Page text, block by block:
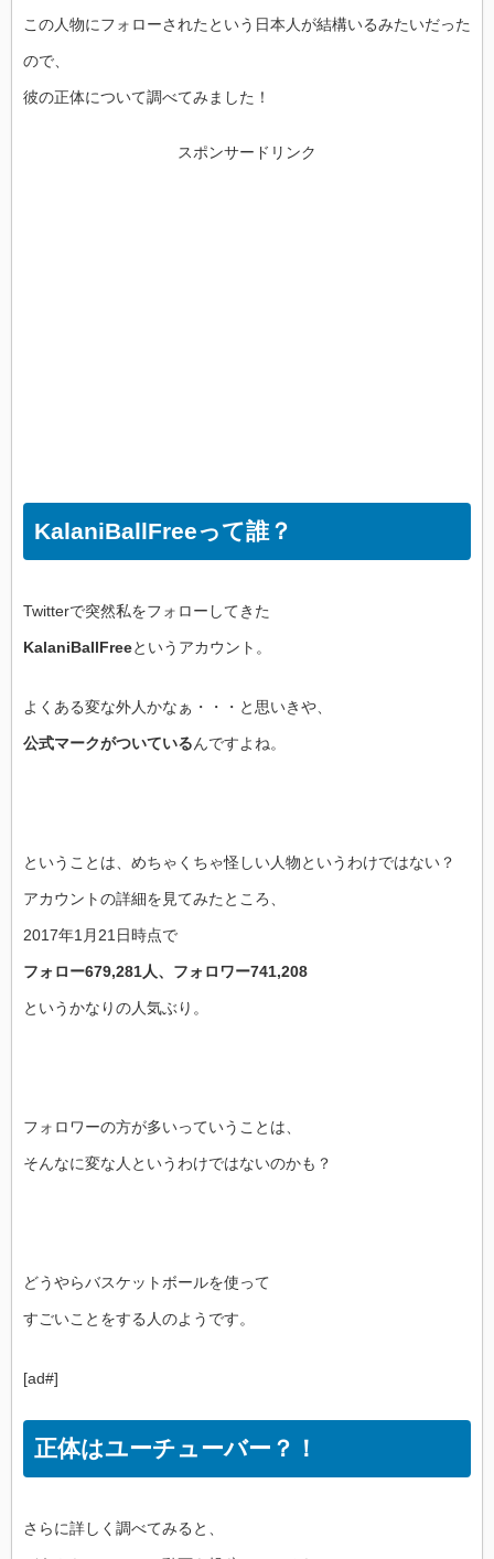
この人物にフォローされたという日本人が結構いるみたいだった
ので、
彼の正体について調べてみました！
スポンサードリンク
KalaniBallFreeって誰？
Twitterで突然私をフォローしてきた
KalaniBallFreeというアカウント。
よくある変な外人かなぁ・・・と思いきや、
公式マークがついているんですよね。
ということは、めちゃくちゃ怪しい人物というわけではない？
アカウントの詳細を見てみたところ、
2017年1月21日時点で
フォロー679,281人、フォロワー741,208
というかなりの人気ぶり。
フォロワーの方が多いっていうことは、
そんなに変な人というわけではないのかも？
どうやらバスケットボールを使って
すごいことをする人のようです。
[ad#]
正体はユーチューバー？！
さらに詳しく調べてみると、